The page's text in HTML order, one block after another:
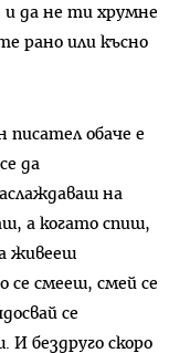
да не ти хрумне
рано или късно
обаче е
да
на
а когато спиш,
живееш
се смееш, смей се
се
И бездруго скоро